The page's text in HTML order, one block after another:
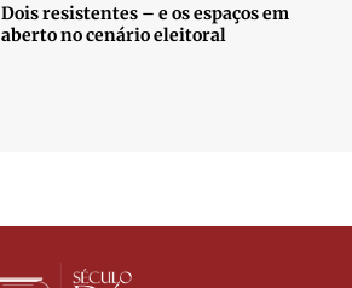
Dois resistentes – e os espaços em
aberto no cenário eleitoral